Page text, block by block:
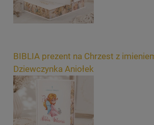
BIBLIA prezent na Chrzest z
Dziewczynka Aniołek